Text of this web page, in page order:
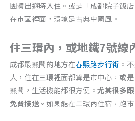
團體出遊時入住。或是「成都院子飯
在市區裡面，環境是古典中國風。
住三環內，或地鐵7號線
成都最熱鬧的地方在春熙路步行街 。
人，住在三環裡面都算是市中心，或
熱鬧，生活機能都很方便。 尤其很多
免費接送。 如果能在二環內住宿，跑